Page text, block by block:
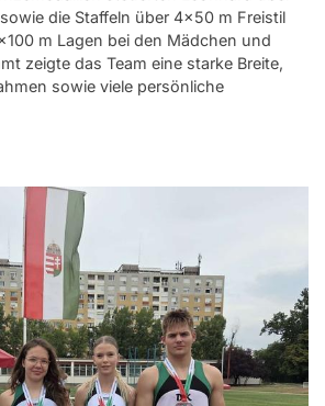
die Staffeln über 4x50 m Freistil
m Lagen bei den Mädchen und
zeigte das Team eine starke Breite,
sowie viele persönliche